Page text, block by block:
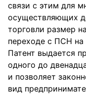
связи с этим для
осуществляющих
торговли размер
переходе с ПСН на
Патент выдается
одного до
и позволяет
вид